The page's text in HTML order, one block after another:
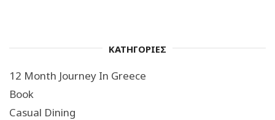
ΚΑΤΗΓΟΡΙΕΣ
12 Month Journey In Greece
Book
Casual Dining